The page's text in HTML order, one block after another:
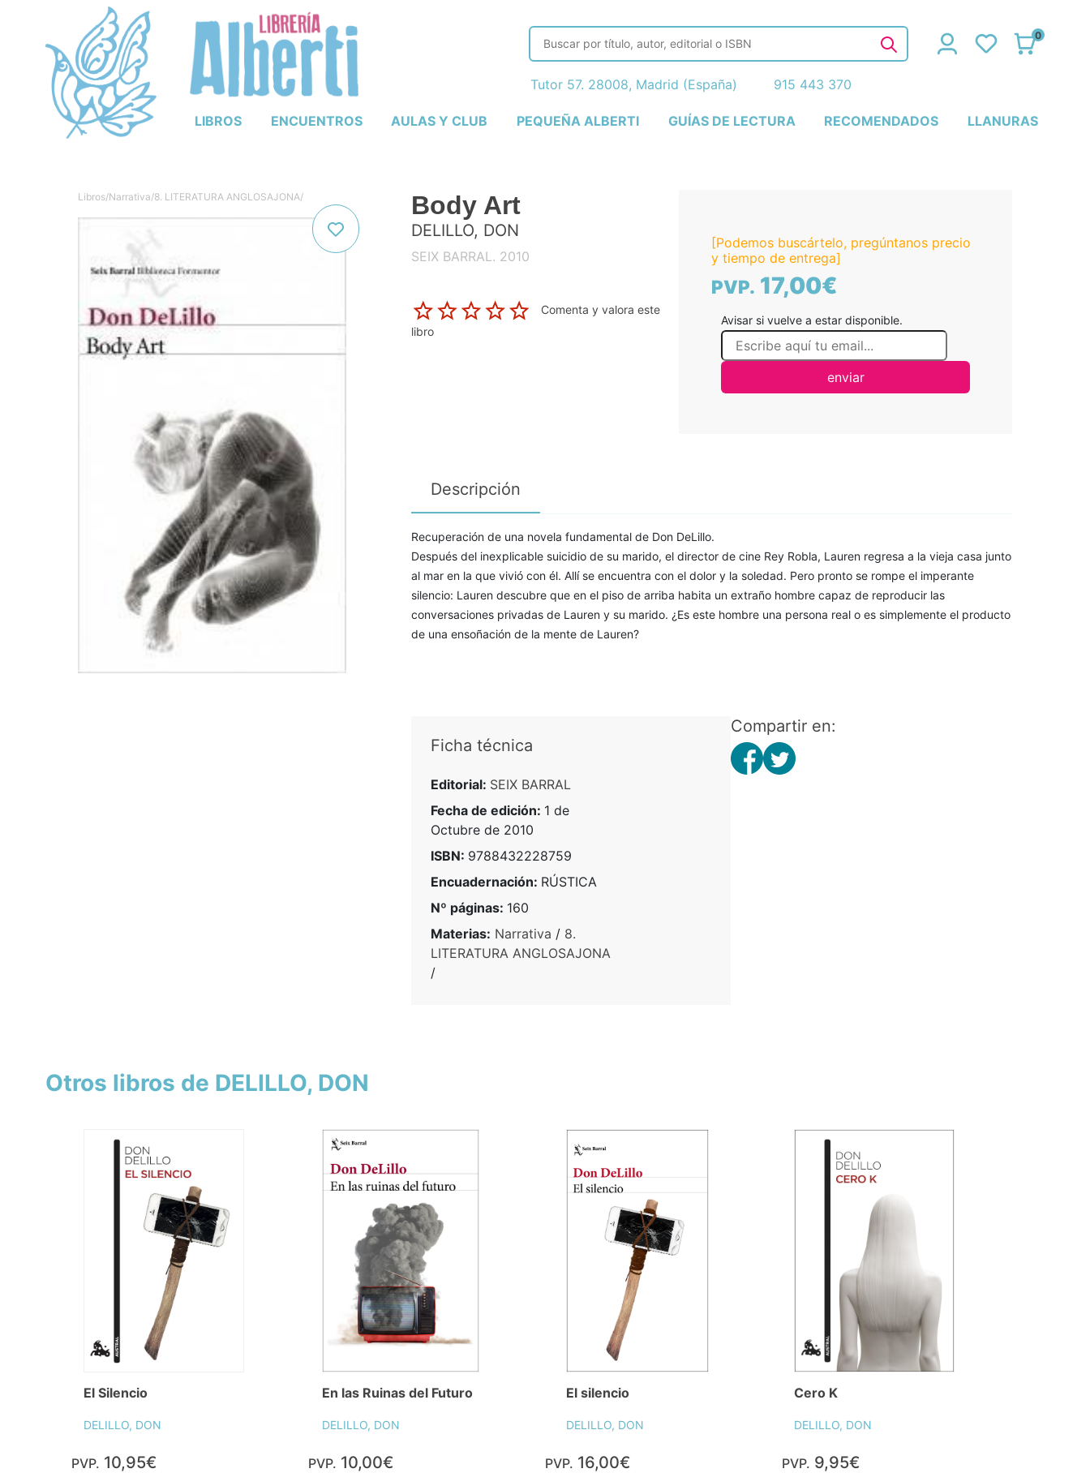
LIBROS ENCUENTROS AULAS Y CLUB PEQUEÑA ALBERTI GUÍAS DE LECTURA RECOMENDADOS LLANURAS
0
Tutor 57. 28008, Madrid (España) 915 443 370
Libros/Narrativa/8. LITERATURA ANGLOSAJONA/ Body Art
DELILLO, DON
SEIX BARRAL. 2010
Comenta y valora este
libro
[Podemos buscártelo, pregúntanos precio
y tiempo de entrega]
PVP. 17,00€
Avisar si vuelve a estar disponible.
enviar
Descripción
Recuperación de una novela fundamental de Don DeLillo.
Después del inexplicable suicidio de su marido, el director de cine Rey Robla, Lauren regresa a la vieja casa junto
al mar en la que vivió con él. Allí se encuentra con el dolor y la soledad. Pero pronto se rompe el imperante
silencio: Lauren descubre que en el piso de arriba habita un extraño hombre capaz de reproducir las
conversaciones privadas de Lauren y su marido. ¿Es este hombre una persona real o es simplemente el producto
de una ensoñación de la mente de Lauren?
Ficha técnica
Editorial: SEIX BARRAL
Fecha de edición: 1 de
Octubre de 2010
ISBN: 9788432228759
Encuadernación: RÚSTICA
Nº páginas: 160
Materias: Narrativa / 8.
LITERATURA ANGLOSAJONA
/
Compartir en:
Otros libros de DELILLO, DON
El Silencio
DELILLO, DON
PVP. 10,95€
En las Ruinas del Futuro
DELILLO, DON
PVP. 10,00€
El silencio
DELILLO, DON
PVP. 16,00€
Cero K
DELILLO, DON
PVP. 9,95€